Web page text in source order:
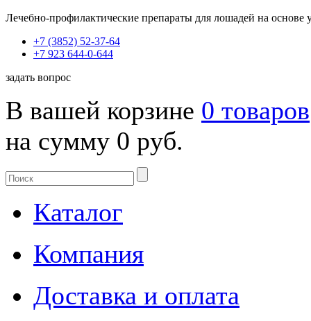
Лечебно-профилактические препараты для лошадей на
+7 (3852) 52-37-64
+7 923 644-0-644
задать вопрос
В вашей корзине 0 товаров
на сумму 0 руб.
Каталог
Компания
Доставка и оплата